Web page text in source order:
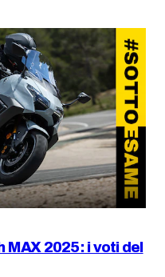
2025: i voti del